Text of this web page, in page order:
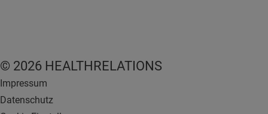
© 2026 HEALTHRELATIONS
Impressum
Datenschutz